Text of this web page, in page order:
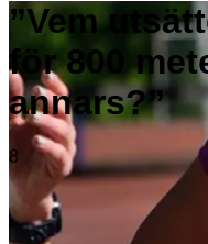
”Vem
för 800
annars?”
8